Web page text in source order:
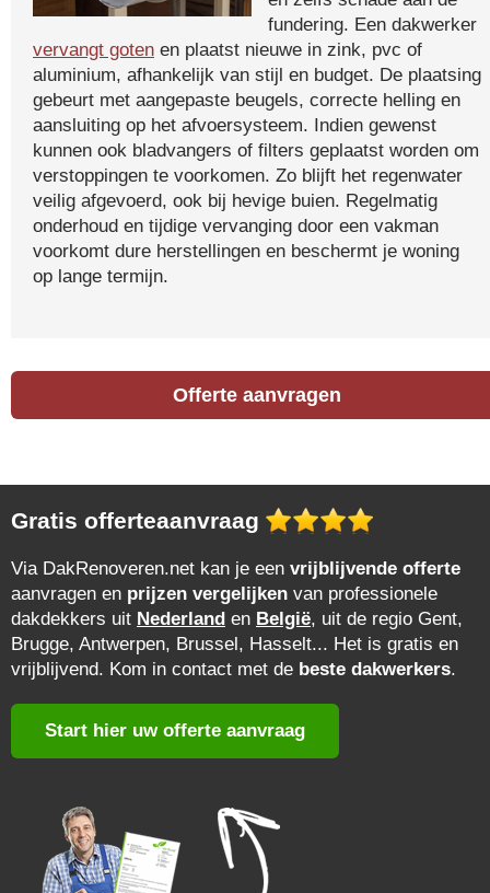
fundering. Een dakwerker
vervangt goten en plaatst nieuwe in zink, pvc of
aluminium, afhankelijk van stijl en budget. De plaatsing
gebeurt met aangepaste beugels, correcte helling en
aansluiting op het afvoersysteem. Indien gewenst
kunnen ook bladvangers of filters geplaatst worden om
verstoppingen te voorkomen. Zo blijft het regenwater
veilig afgevoerd, ook bij hevige buien. Regelmatig
onderhoud en tijdige vervanging door een vakman
voorkomt dure herstellingen en beschermt je woning
op lange termijn.
Offerte aanvragen
Gratis offerteaanvraag
Via DakRenoveren.net kan je een vrijblijvende offerte
aanvragen en prijzen vergelijken van professionele
dakdekkers uit Nederland en België, uit de regio Gent,
Brugge, Antwerpen, Brussel, Hasselt... Het is gratis en
vrijblijvend. Kom in contact met de beste dakwerkers.
Start hier uw offerte aanvraag